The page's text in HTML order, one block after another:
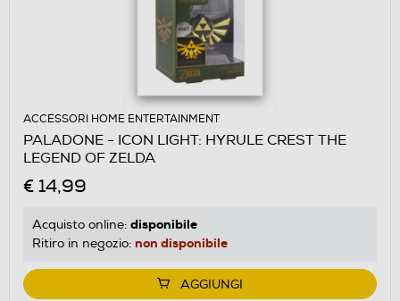
ACCESSORI HOME ENTERTAINMENT
PALADONE - ICON LIGHT: HYRULE CREST THE
LEGEND OF ZELDA
€ 14,99
Acquisto online: disponibile
Ritiro in negozio: non disponibile
AGGIUNGI